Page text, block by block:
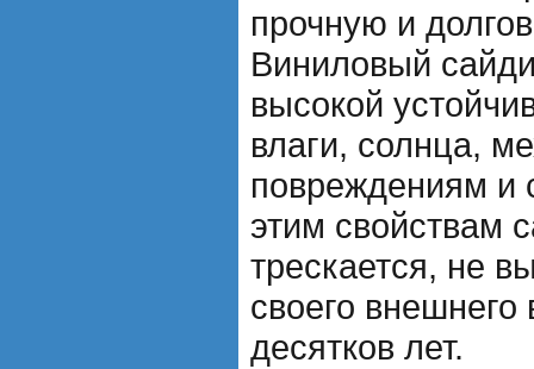
прочную и
Виниловый
высокой
влаги, солнца,
повреждениям и
этим свойствам
трескается, не
своего
десятков лет.